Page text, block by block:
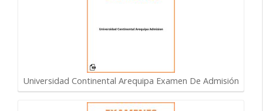
Universidad Continental Arequipa Examen De Admisión